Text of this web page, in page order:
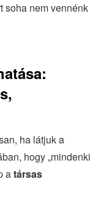
soha nem vennénk
ha látjuk a
hogy „mindenki
atársas